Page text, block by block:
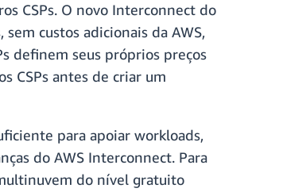
CSPs. O novo Interconnect do
custos adicionais da AWS,
definem seus próprios preços
CSPs antes de criar um
para apoiar workloads,
do AWS Interconnect. Para
do nível gratuito